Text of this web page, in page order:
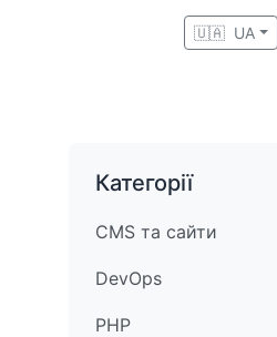
🇺🇦 UA
Категорії
CMS та сайти
DevOps
PHP